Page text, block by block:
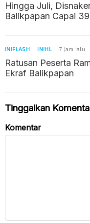
Hingga Juli, Disnaker Catat PHK
Balikpapan Capai
INIFLASH INIHL 7 jam lalu
Ratusan Peserta
Ekraf Balikpapan
Tinggalkan
Komentar